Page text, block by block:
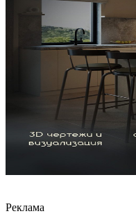
Реклама